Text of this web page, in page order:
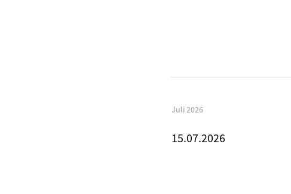
Juli 2026
15.07.2026